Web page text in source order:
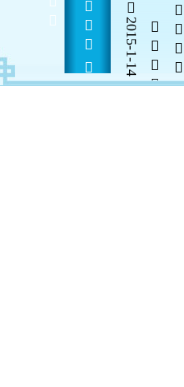
2015-1-14